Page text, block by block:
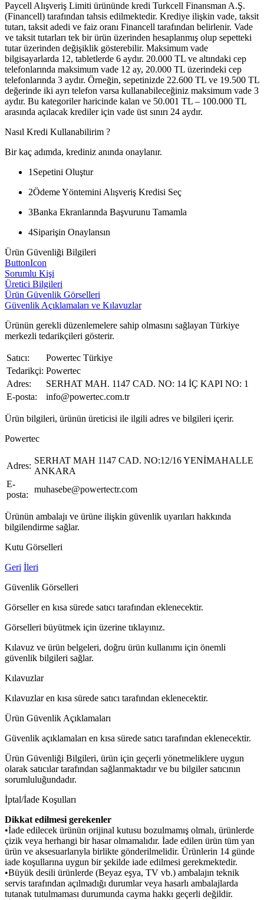
Paycell Alışveriş Limiti ürününde kredi Turkcell Finansman A.Ş.
(Financell) tarafından tahsis edilmektedir. Krediye ilişkin vade, taksit
tutarı, taksit adedi ve faiz oranı Financell tarafından belirlenir. Vade
ve taksit tutarları tek bir ürün üzerinden hesaplanmış olup sepetteki
tutar üzerinden değişiklik gösterebilir. Maksimum vade
bilgisayarlarda 12, tabletlerde 6 aydır. 20.000 TL ve altındaki cep
telefonlarında maksimum vade 12 ay, 20.000 TL üzerindeki cep
telefonlarında 3 aydır. Örneğin, sepetinizde 22.600 TL ve 19.500 TL
değerinde iki ayrı telefon varsa kullanabileceğiniz maksimum vade 3
aydır. Bu kategoriler haricinde kalan ve 50.001 TL – 100.000 TL
arasında açılacak krediler için vade üst sınırı 24 aydır.
Nasıl Kredi Kullanabilirim ?
Bir kaç adımda, krediniz anında onaylanır.
1 Sepetini Oluştur
2Ödeme Yöntemini Alışveriş Kredisi Seç
3Banka Ekranlarında Başvurunu Tamamla
4Siparişin Onaylansın
Ürün Güvenliği Bilgileri
ButtonIcon
Sorumlu Kişi
Üretici Bilgileri
Ürün Güvenlik Görselleri
Güvenlik Açıklamaları ve Kılavuzlar
Ürünün gerekli düzenlemelere sahip olmasını sağlayan Türkiye
merkezli tedarikçileri gösterir.
Satıcı:
Powertec Türkiye
Tedarikçi: Powertec
Adres:
SERHAT MAH. 1147 CAD. NO: 14 İÇ KAPI NO: 1
E-posta:
info@powertec.com.tr
Ürün bilgileri, ürünün üreticisi ile ilgili adres ve bilgileri içerir.
Powertec
Adres:
SERHAT MAH 1147 CAD. NO:12/16 YENİMAHALLE
ANKARA
E-
posta:
muhasebe@powertectr.com
Ürünün ambalajı ve ürüne ilişkin güvenlik uyarıları hakkında
bilgilendirme sağlar.
Kutu Görselleri
Geri İleri
Güvenlik Görselleri
Görseller en kısa sürede satıcı tarafından eklenecektir.
Görselleri büyütmek için üzerine tıklayınız.
Kılavuz ve ürün belgeleri, doğru ürün kullanımı için önemli
güvenlik bilgileri sağlar.
Kılavuzlar
Kılavuzlar en kısa sürede satıcı tarafından eklenecektir.
Ürün Güvenlik Açıklamaları
Güvenlik açıklamaları en kısa sürede satıcı tarafından eklenecektir.
Ürün Güvenliği Bilgileri, ürün için geçerli yönetmeliklere uygun
olarak satıcılar tarafından sağlanmaktadır ve bu bilgiler satıcının
sorumluluğundadır.
İptal/İade Koşulları
Dikkat edilmesi gerekenler
•İade edilecek ürünün orijinal kutusu bozulmamış olmalı, ürünlerde
çizik veya herhangi bir hasar olmamalıdır. İade edilen ürün tüm yan
ürün ve aksesuarlarıyla birlikte gönderilmelidir. Ürünlerin 14 günde
iade koşullarına uygun bir şekilde iade edilmesi gerekmektedir.
•Büyük desili ürünlerde (Beyaz eşya, TV vb.) ambalajın teknik
servis tarafından açılmadığı durumlar veya hasarlı ambalajlarda
tutanak tutulmaması durumunda cayma hakkı geçerli değildir.